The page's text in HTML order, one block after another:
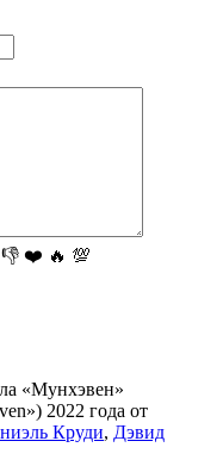
👎 ❤️ 🔥 💯
«Мунхэвен»
2022 года от
Круди, Дэвид